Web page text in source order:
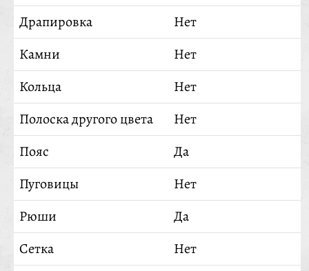
Драпировка
Нет
Камни
Нет
Кольца
Нет
Полоска другого цвета
Нет
Пояс
Да
Пуговицы
Нет
Рюши
Да
Сетка
Нет